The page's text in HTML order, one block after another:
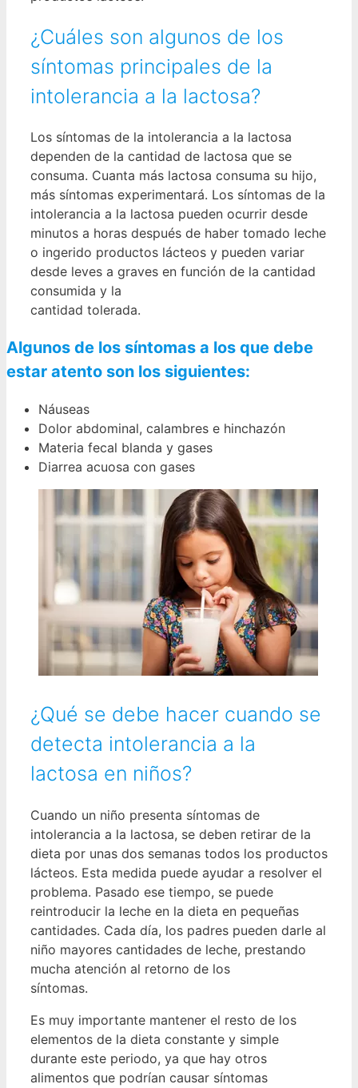
¿Cuáles son algunos de los
síntomas principales de la
intolerancia a la lactosa?
Los síntomas de la intolerancia a la lactosa
dependen de la cantidad de lactosa que se
consuma. Cuanta más lactosa consuma su hijo,
más síntomas experimentará. Los síntomas de la
intolerancia a la lactosa pueden ocurrir desde
minutos a horas después de haber tomado leche
o ingerido productos lácteos y pueden variar
desde leves a graves en función de la cantidad
consumida y la
cantidad tolerada.
Algunos de los síntomas a los que debe
estar atento son los siguientes:
Náuseas
Dolor abdominal, calambres e hinchazón
Materia fecal blanda y gases
Diarrea acuosa con gases
¿Qué se debe hacer cuando se
detecta intolerancia a la
lactosa en niños?
Cuando un niño presenta síntomas de
intolerancia a la lactosa, se deben retirar de la
dieta por unas dos semanas todos los productos
lácteos. Esta medida puede ayudar a resolver el
problema. Pasado ese tiempo, se puede
reintroducir la leche en la dieta en pequeñas
cantidades. Cada día, los padres pueden darle al
niño mayores cantidades de leche, prestando
mucha atención al retorno de los
síntomas.
Es muy importante mantener el resto de los
elementos de la dieta constante y simple
durante este periodo, ya que hay otros
alimentos que podrían causar síntomas